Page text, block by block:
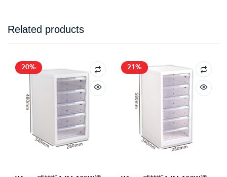
Related products
20% 21%